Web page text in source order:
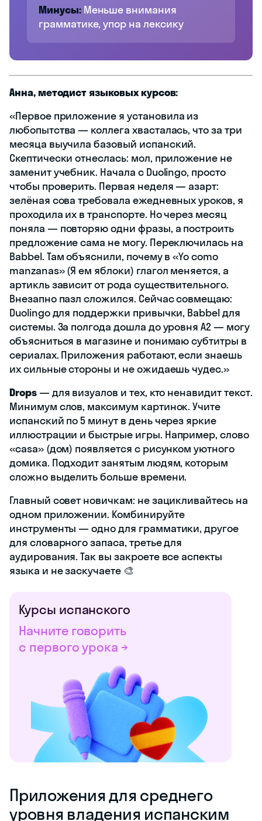
Минусы:Меньше внимания
грамматике, упор на лексику
Анна, методист языковых курсов:
«Первое приложение я установила из
любопытства — коллега хвасталась, что за три
месяца выучила базовый испанский.
Скептически отнеслась: мол, приложение не
заменит учебник. Начала с Duolingo, просто
чтобы проверить. Первая неделя — азарт:
зелёная сова требовала ежедневных уроков, я
проходила их в транспорте. Но через месяц
поняла — повторяю одни фразы, а построить
предложение сама не могу. Переключилась на
Babbel. Там объяснили, почему в «Yo como
manzanas» (Я ем яблоки) глагол меняется, а
артикль зависит от рода существительного.
Внезапно пазл сложился. Сейчас совмещаю:
Duolingo для поддержки привычки, Babbel для
системы. За полгода дошла до уровня A2 — могу
объясниться в магазине и понимаю субтитры в
сериалах. Приложения работают, если знаешь
их сильные стороны и не ожидаешь чудес.»
Drops— для визуалов и тех, кто ненавидит текст.
Минимум слов, максимум картинок. Учите
испанский по 5 минут в день через яркие
иллюстрации и быстрые игры. Например, слово
«casa» (дом) появляется с рисунком уютного
домика. Подходит занятым людям, которым
сложно выделить больше времени.
Главный совет новичкам: не зацикливайтесь на
одном приложении. Комбинируйте
инструменты — одно для грамматики, другое
для словарного запаса, третье для
аудирования. Так вы закроете все аспекты
языка и не заскучаете 🎨
Курсы испанского
Начните говорить
с первого урока →
Приложения для среднего
уровня владения испанским